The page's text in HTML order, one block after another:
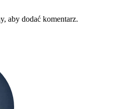
aby dodać komentarz.